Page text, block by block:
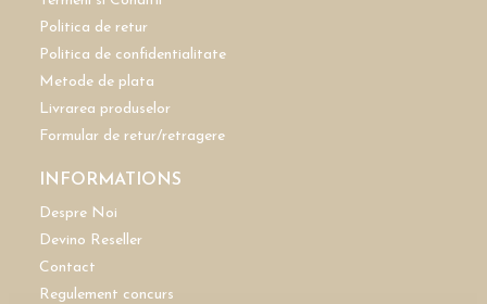
Politica de retur
Politica de confidentialitate
Metode de plata
Livrarea produselor
Formular de retur/retragere
INFORMATIONS
Despre Noi
Devino Reseller
Contact
Regulement concurs